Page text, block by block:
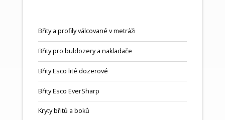
Břity a profily válcované v metráži
Břity pro buldozery a nakladače
Břity Esco lité dozerové
Břity Esco EverSharp
Kryty břitů a boků